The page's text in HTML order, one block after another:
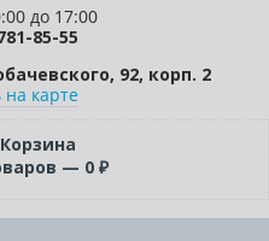
до 17:00
85-55
92, корп. 2
на карте
Корзина
— 0 ₽